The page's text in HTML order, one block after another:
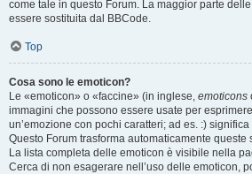
come tale in questo Forum. La maggior parte
essere sostituita dal BBCode.
Top
Cosa sono le emoticon?
Le «emoticon» o «faccine» (in inglese, emoticons
immagini che possono essere usate per
un’emozione con pochi caratteri; ad es. :)
Questo Forum trasforma automaticamente
La lista completa delle emoticon è visibile nella
Cerca di non esagerare nell’uso delle emoticon,